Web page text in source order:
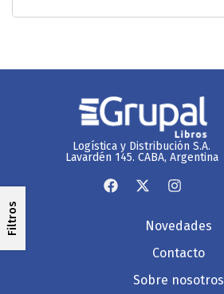
Filtros
Logística y Distribución S.A.
Lavardén 145. CABA, Argentina
Novedades
Contacto
Sobre nosotros